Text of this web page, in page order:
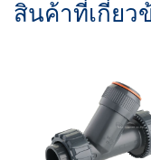
สินค้าที่เกี่ยว